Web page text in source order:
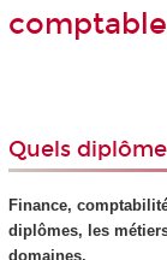
comptable
Quels
Finance,
diplômes, les
domaines.